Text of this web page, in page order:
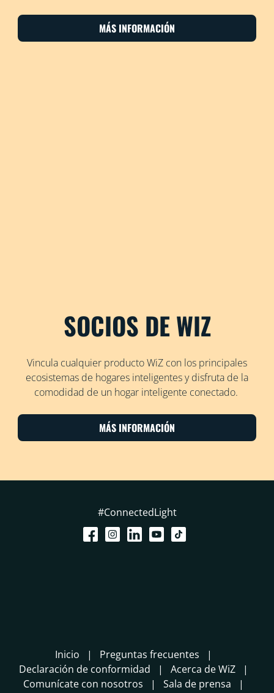
MÁS INFORMACIÓN
SOCIOS DE WIZ
Vincula cualquier producto WiZ con los principales
ecosistemas de hogares inteligentes y disfruta de la
comodidad de un hogar inteligente conectado.
MÁS INFORMACIÓN
#ConnectedLight
Inicio
Preguntas frecuentes
Declaración de conformidad
Acerca de WiZ
Comunícate con nosotros
Sala de prensa